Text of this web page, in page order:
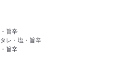
旨辛
レ・塩・旨辛
旨辛